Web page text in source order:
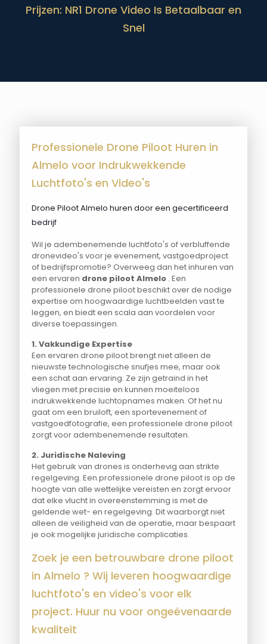
Prijzen: NR1 Drone Video Is Betaalbaar en
Snel
Professionele Drone Piloot Huren in
Almelo voor Indrukwekkende
Luchtfoto's en Video's
Drone Piloot Almelo huren door een gecertificeerd
bedrijf
Wil je adembenemende luchtfoto's of verbluffende
dronevideo's voor je evenement, vastgoedproject
of bedrijfspromotie? Overweeg dan het inhuren van
een ervaren drone piloot Almelo . Een
professionele drone piloot beschikt over de nodige
expertise om hoogwaardige luchtbeelden vast te
leggen, en biedt een scala aan voordelen voor
diverse toepassingen.
1. Vakkundige Expertise
Een ervaren drone piloot brengt niet alleen de
nieuwste technologische snufjes mee, maar ook
een schat aan ervaring. Ze zijn getraind in het
vliegen met precisie en kunnen moeiteloos
indrukwekkende luchtopnames maken. Of het nu
gaat om een bruiloft, een sportevenement of
vastgoedfotografie, een professionele drone piloot
zorgt voor adembenemende resultaten.
2. Juridische Naleving
Het gebruik van drones is onderhevig aan strikte
regelgeving. Een professionele drone piloot is op de
hoogte van alle wettelijke vereisten en zorgt ervoor
dat elke vlucht in overeenstemming is met de
geldende wet- en regelgeving. Dit waarborgt niet
alleen de veiligheid van de operatie, maar bespaart
je ook mogelijke juridische complicaties.
Zoek je een betrouwbare drone piloot
in Almelo ? Wij leveren hoogwaardige
luchtfoto's en video's voor elk
project. Huur nu voor ongeëvenaarde
kwaliteit